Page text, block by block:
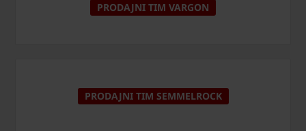
PRODAJNI TIM VARGON
PRODAJNI TIM SEMMELROCK